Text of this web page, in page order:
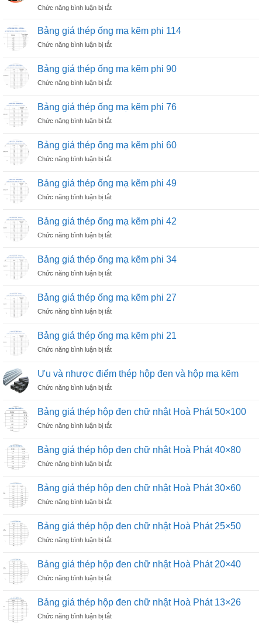
Chức năng bình luận bị tắtở
Hộp
–
Vật
Xây
Bền
và
Bảng giá thép ống mạ kẽm phi 114
Chức năng bình luận bị tắtở
thép
ống
kẽm
phi
114
Bảng giá thép ống mạ kẽm phi 90
Chức năng bình luận bị tắtở
thép
ống
kẽm
phi
90
Bảng giá thép ống mạ kẽm phi 76
Chức năng bình luận bị tắtở
thép
ống
kẽm
phi
76
Bảng giá thép ống mạ kẽm phi 60
Chức năng bình luận bị tắtở
thép
ống
kẽm
phi
60
Bảng giá thép ống mạ kẽm phi 49
Chức năng bình luận bị tắtở
thép
ống
kẽm
phi
49
Bảng giá thép ống mạ kẽm phi 42
Chức năng bình luận bị tắtở
thép
ống
kẽm
phi
42
Bảng giá thép ống mạ kẽm phi 34
Chức năng bình luận bị tắtở
thép
ống
kẽm
phi
34
Bảng giá thép ống mạ kẽm phi 27
Chức năng bình luận bị tắtở
thép
ống
kẽm
27
Bảng giá thép ống mạ kẽm phi 21
Chức năng bình luận bị tắtở
thép
ống
kẽm
21
Ưu và nhược điểm thép hộp đen và hộp mạ kẽm
Chức năng bình luận bị tắtở
nhược
điểm
hộp
và
mạ
Bảng giá thép hộp đen chữ nhật Hoà Phát 50×100
Chức năng bình luận bị tắtở
giá
thép
hộp
chữ
Hoà
50×100
Bảng giá thép hộp đen chữ nhật Hoà Phát 40×80
Chức năng bình luận bị tắtở
giá
thép
hộp
chữ
Hoà
40×80
Bảng giá thép hộp đen chữ nhật Hoà Phát 30×60
Chức năng bình luận bị tắtở
giá
thép
hộp
chữ
Hoà
30×60
Bảng giá thép hộp đen chữ nhật Hoà Phát 25×50
Chức năng bình luận bị tắtở
giá
thép
hộp
chữ
Hoà
Bảng giá thép hộp đen chữ nhật Hoà Phát 20×40
Chức năng bình luận bị tắtở
giá
thép
hộp
Bảng giá thép hộp đen chữ nhật Hoà Phát 13×26
Chức năng bình luận bị tắtở